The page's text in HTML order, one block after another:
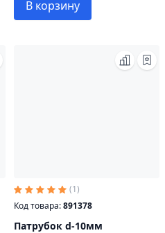
В корзину
(1)
Код товара:891378
Патрубок d-10мм